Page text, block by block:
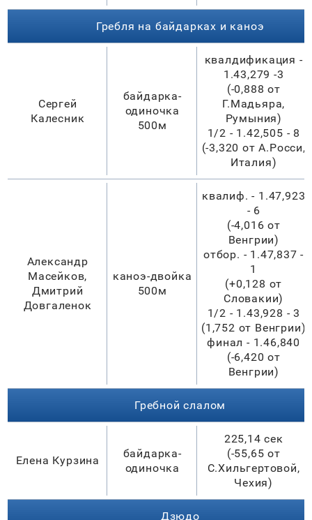
Гребля на байдарках и каноэ
Сергей
Калесник
байдарка-
одиночка
500м
квалдификация -
1.43,279 -3
(-0,888 от
Г.Мадьяра,
Румыния)
1/2 - 1.42,505 - 8
(-3,320 от А.Росси,
Италия)
Александр
Масейков,
Дмитрий
Довгаленок
каноэ-двойка
500м
квалиф. - 1.47,923
- 6
(-4,016 от
Венгрии)
отбор. - 1.47,837 -
1
(+0,128 от
Словакии)
1/2 - 1.43,928 - 3
(1,752 от Венгрии)
финал - 1.46,840
(-6,420 от
Венгрии)
Гребной слалом
Елена Курзина
байдарка-
одиночка
225,14 сек
(-55,65 от
С.Хильгертовой,
Чехия)
Дзюдо